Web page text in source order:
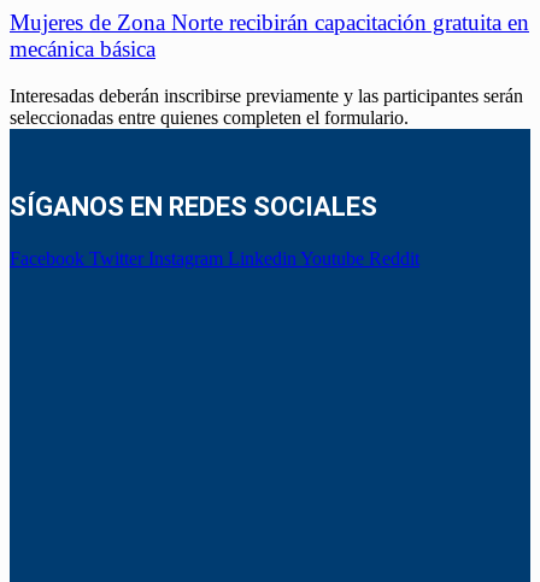
Mujeres de Zona Norte recibirán capacitación gratuita en
mecánica básica
Interesadas deberán inscribirse previamente y las participantes serán
seleccionadas entre quienes completen el formulario.
SÍGANOS EN REDES SOCIALES
Facebook Twitter Instagram Linkedin Youtube Reddit